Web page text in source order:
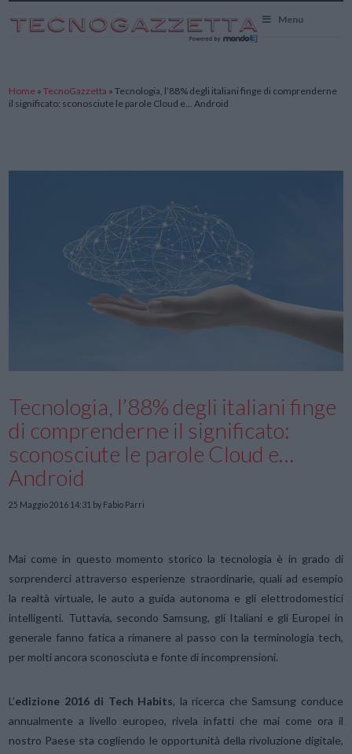
Menu
Home »TecnoGazzetta »Tecnologia, l’88% degli italiani finge di comprenderne
il significato: sconosciute le parole Cloud e… Android
Tecnologia, l’88% degli italiani finge
di comprenderne il significato:
sconosciute le parole Cloud e…
Android
25 Maggio 2016 14:31 by Fabio Parri
Mai come in questo momento storico la tecnologia è in grado di
sorprenderci attraverso esperienze straordinarie, quali ad esempio
la realtà virtuale, le auto a guida autonoma e gli elettrodomestici
intelligenti. Tuttavia, secondo Samsung, gli Italiani e gli Europei in
generale fanno fatica a rimanere al passo con la terminologia tech,
per molti ancora sconosciuta e fonte di incomprensioni.
L’edizione 2016 di Tech Habits, la ricerca che Samsung conduce
annualmente a livello europeo, rivela infatti che mai come ora il
nostro Paese sta cogliendo le opportunità della rivoluzione digitale,